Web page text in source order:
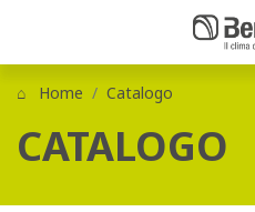
Home Catalogo
CATALOGO